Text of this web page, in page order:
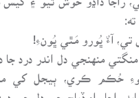
آءٌ ڀُورو مَٿي ڀُونءِ!
منهنجي دل اندر درد جا
پوءِ حُڪم ڪري، ٻيجل کي
راجا راءِ ڏياچ جي دل جي